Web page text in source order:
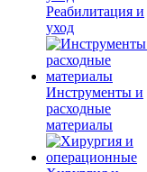
Реабилитация и
уход
Инструменты и
расходные
материалы